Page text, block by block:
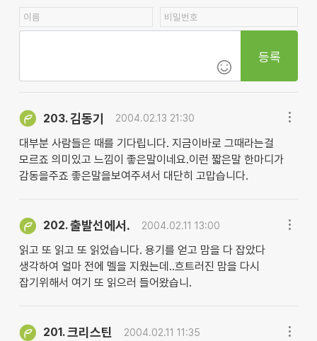
등록
203.김동기 2004.02.13 21:30
대부분 사람들은 때를 기다립니다. 지금이바로 그때라는걸
모르죠 의미있고 느낌이 좋은말이네요.이런 짧은말 한마디가
감동을주죠 좋은말을보여주셔서 대단히 고맙습니다.
202.출발선에서. 2004.02.11 13:00
읽고 또 읽고 또 읽었습니다. 용기를 얻고 맘을 다 잡았다
생각하여 얼마 전에 멜을 지웠는데..흐트러진 맘을 다시
잡기위해서 여기 또 읽으러 들어왔습니.
201.크리스틴 2004.02.11 11:35